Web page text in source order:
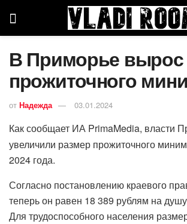
В Приморье вырос
прожиточного
от Надежда 03.01.2024
Как сообщает ИА PrimaMedia, власти
увеличили размер прожиточного
2024 года.
Согласно постановлению краевого
теперь он равен 18 389 рублям на
Для трудоспособного населения